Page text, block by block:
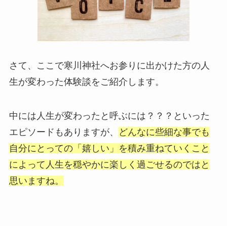
さて、ここで寒川神社へお参りに出かけた方の人
生が変わった体験談をご紹介します。
中には人生が変わったと呼ぶには？？？といった
エピソードもありますが、
どんなに些細な事でも
自分にとっての「嬉しい」を積み重ねていくこと
によって人生を穏やかに楽しく過ごせるのではと
思いますね。